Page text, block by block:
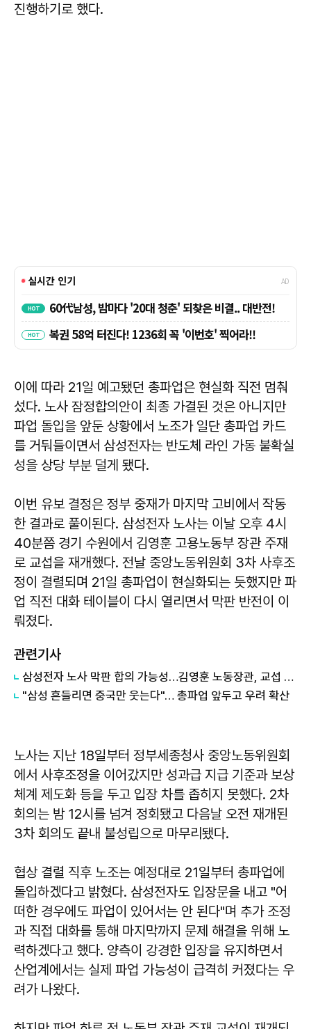
진행하기로 했다.
이에 따라 21일 예고됐던 총파업은 현실화 직전 멈춰
섰다. 노사 잠정합의안이 최종 가결된 것은 아니지만
파업 돌입을 앞둔 상황에서 노조가 일단 총파업 카드
를 거둬들이면서 삼성전자는 반도체 라인 가동 불확실
성을 상당 부분 덜게 됐다.
이번 유보 결정은 정부 중재가 마지막 고비에서 작동
한 결과로 풀이된다. 삼성전자 노사는 이날 오후 4시
40분쯤 경기 수원에서 김영훈 고용노동부 장관 주재
로 교섭을 재개했다. 전날 중앙노동위원회 3차 사후조
정이 결렬되며 21일 총파업이 현실화되는 듯했지만 파
업 직전 대화 테이블이 다시 열리면서 막판 반전이 이
뤄졌다.
관련기사
삼성전자 노사 막판 합의 가능성…김영훈 노동장관, 교섭 직접 조정
"삼성 흔들리면 중국만 웃는다"… 총파업 앞두고 우려 확산
노사는 지난 18일부터 정부세종청사 중앙노동위원회
에서 사후조정을 이어갔지만 성과급 지급 기준과 보상
체계 제도화 등을 두고 입장 차를 좁히지 못했다. 2차
회의는 밤 12시를 넘겨 정회됐고 다음날 오전 재개된
3차 회의도 끝내 불성립으로 마무리됐다.
협상 결렬 직후 노조는 예정대로 21일부터 총파업에
돌입하겠다고 밝혔다. 삼성전자도 입장문을 내고 "어
떠한 경우에도 파업이 있어서는 안 된다"며 추가 조정
과 직접 대화를 통해 마지막까지 문제 해결을 위해 노
력하겠다고 했다. 양측이 강경한 입장을 유지하면서
산업계에서는 실제 파업 가능성이 급격히 커졌다는 우
려가 나왔다.